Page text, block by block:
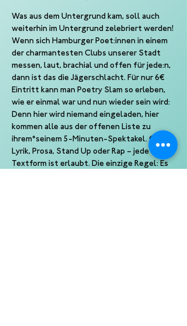
Was aus dem Untergrund kam, soll auch
weiterhin im Untergrund zelebriert werden!
Wenn sich Hamburger Poet:innen in einem
der charmantesten Clubs unserer Stadt
messen, laut, brachial und offen für jede:n,
dann ist das die Jägerschlacht. Für nur 6€
Eintritt kann man Poetry Slam so erleben,
wie er einmal war und nun wieder sein wird:
Denn hier wird niemand eingeladen, hier
kommen alle aus der offenen Liste zu
ihrem*seinem 5-Minuten-Spektakel. Ob
Lyrik, Prosa, Stand Up oder Rap – jede
Textform ist erlaubt. Die einzige Regel: Es